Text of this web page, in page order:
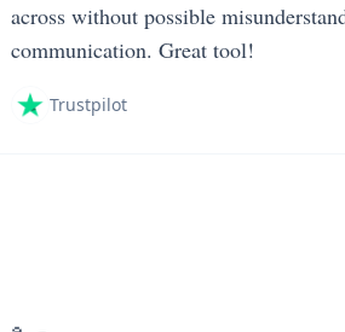
across without possible
communication. Great tool!
Trustpilot